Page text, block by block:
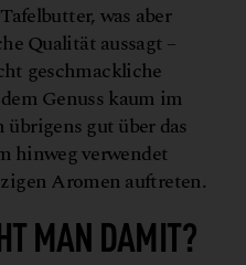
was aber
Qualität aussagt –
geschmackliche
Genuss kaum im
gut über das
hinweg verwendet
Aromen auftreten.
MAN DAMIT?